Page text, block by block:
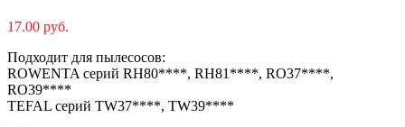
17.00 руб.
Подходит для пылесосов:
ROWENTA серий RH80****, RH81****, RO37****,
RO39****
TEFAL серий TW37****, TW39****